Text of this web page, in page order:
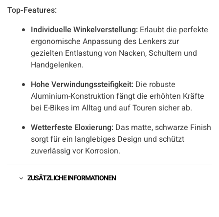
Top-Features:
Individuelle Winkelverstellung: Erlaubt die perfekte
ergonomische Anpassung des Lenkers zur
gezielten Entlastung von Nacken, Schultern und
Handgelenken.
Hohe Verwindungssteifigkeit: Die robuste
Aluminium-Konstruktion fängt die erhöhten Kräfte
bei E-Bikes im Alltag und auf Touren sicher ab.
Wetterfeste Eloxierung: Das matte, schwarze Finish
sorgt für ein langlebiges Design und schützt
zuverlässig vor Korrosion.
ZUSÄTZLICHE INFORMATIONEN